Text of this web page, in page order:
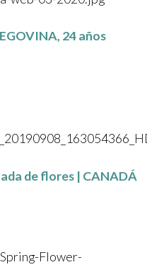
24 años
de flores | CANADÁ
Flower-